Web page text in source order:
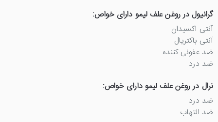
گرانیول در روغن علف لیمو دارای خواص:
آنتی اکسیدان
آنتی باکتریال
ضد عفونی کننده
ضد درد
نرال در روغن علف لیمو دارای خواص:
ضد درد
ضد التهاب